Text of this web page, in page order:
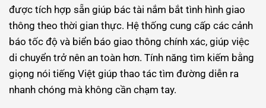
được tích hợp sẵn giúp bác tài nắm bắt tình hình giao
thông theo thời gian thực. Hệ thống cung cấp các cảnh
báo tốc độ và biển báo giao thông chính xác, giúp việc
di chuyển trở nên an toàn hơn. Tính năng tìm kiếm bằng
giọng nói tiếng Việt giúp thao tác tìm đường diễn ra
nhanh chóng mà không cần chạm tay.